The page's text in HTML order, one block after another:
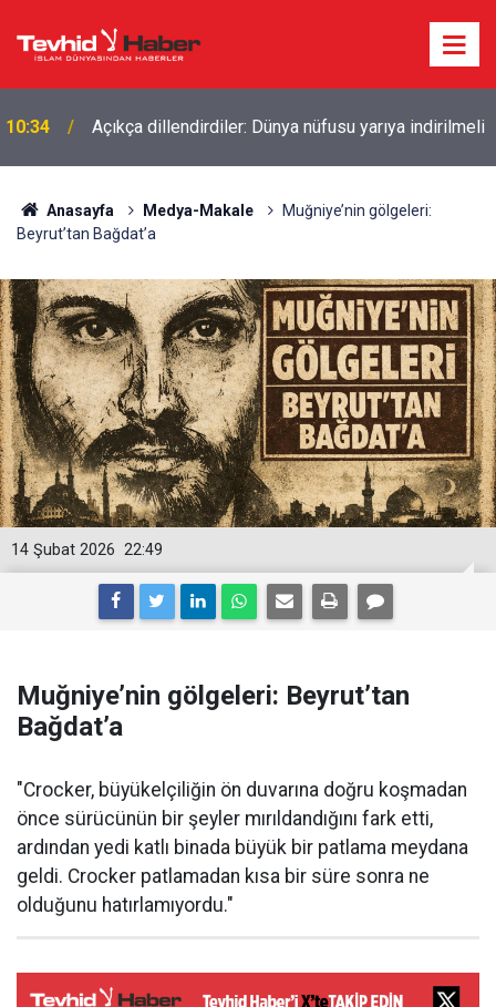
10:34 Açıkça dillendirdiler: Dünya nüfusu yarıya indirilmeli
Anasayfa Medya-Makale
Muğniye’nin gölgeleri:
Beyrut’tan Bağdat’a
22:49
14 Şubat 2026
Muğniye’nin gölgeleri: Beyrut’tan
Bağdat’a
"Crocker, büyükelçiliğin ön duvarına doğru koşmadan
önce sürücünün bir şeyler mırıldandığını fark etti,
ardından yedi katlı binada büyük bir patlama meydana
geldi. Crocker patlamadan kısa bir süre sonra ne
olduğunu hatırlamıyordu."